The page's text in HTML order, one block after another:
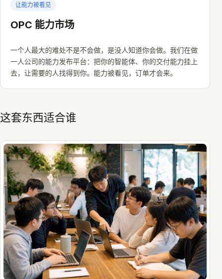
让能力被看见
OPC 能力市场
一个人最大的难处不是不会做，是没人知道你会做。我们在做
一人公司的能力发布平台：把你的智能体、你的交付能力挂上
去，让需要的人找得到你。能力被看见，订单才会来。
这套东西适合谁